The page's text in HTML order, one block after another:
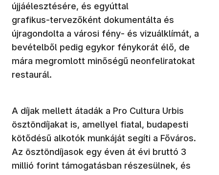
újjáélesztésére, és egyúttal
grafikus‑tervezőként dokumentálta és
újragondolta a városi fény‑ és vizuálklímát, a
bevételből pedig egykor fénykorát élő, de
mára megromlott minőségű neonfeliratokat
restaurál.
A díjak mellett átadák a Pro Cultura Urbis
ösztöndíjakat is, amellyel fiatal, budapesti
kötődésű alkotók munkáját segíti a Főváros.
Az ösztöndíjasok egy éven át évi bruttó 3
millió forint támogatásban részesülnek, és